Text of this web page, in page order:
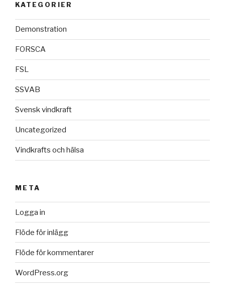
KATEGORIER
Demonstration
FORSCA
FSL
SSVAB
Svensk vindkraft
Uncategorized
Vindkrafts och hälsa
META
Logga in
Flöde för inlägg
Flöde för kommentarer
WordPress.org